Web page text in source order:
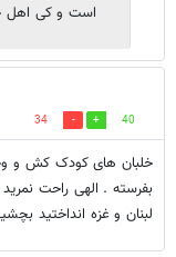
است و کی اهل
40
34
خلبان های کودک کش و
بفرسته . الهی راحت
لبنان و غزه انداختید